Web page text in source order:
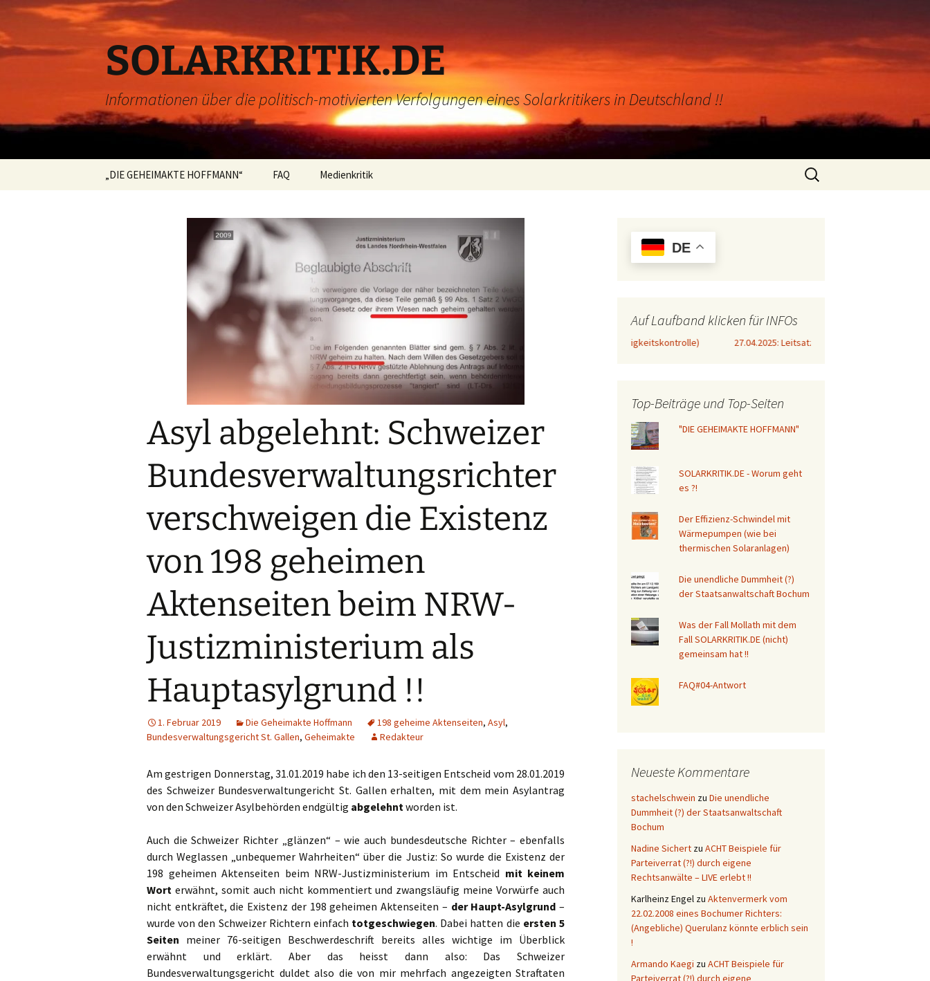
Zum
springen
SOLARKRITIK.DE
Informationen über die politisch-motivierten Verfolgungen eines Solarkritikers in Deutschland !!
„DIE GEHEIMAKTE HOFFMANN“ FAQ Medienkritik
Suchen
nach:
Asyl abgelehnt: Schweizer
Bundesverwaltungsrichter
verschweigen die Existenz
von 198 geheimen
Aktenseiten beim NRW-
Justizministerium als
Hauptasylgrund !!
1. Februar 2019 Die Geheimakte Hoffmann 198 geheime Aktenseiten, Asyl,
Bundesverwaltungsgericht St. Gallen, Geheimakte Redakteur
Am gestrigen Donnerstag, 31.01.2019 habe ich den 13-seitigen Entscheid vom 28.01.2019
des Schweizer Bundesverwaltungericht St. Gallen erhalten, mit dem mein Asylantrag
von den Schweizer Asylbehörden endgültig abgelehntworden ist.
Auch die Schweizer Richter „glänzen“ – wie auch bundesdeutsche Richter – ebenfalls
durch Weglassen „unbequemer Wahrheiten“ über die Justiz: So wurde die Existenz der
198 geheimen Aktenseiten beim NRW-Justizministerium im Entscheid mit keinem
Wort erwähnt, somit auch nicht kommentiert und zwangsläufig meine Vorwürfe auch
nicht entkräftet, die Existenz der 198 geheimen Aktenseiten – der Haupt-Asylgrund –
wurde von den Schweizer Richtern einfach totgeschwiegen. Dabei hatten die ersten 5
Seiten meiner 76-seitigen Beschwerdeschrift bereits alles wichtige im Überblick
erwähnt und erklärt. Aber das heisst dann also: Das Schweizer
Bundesverwaltungsgericht duldet also die von mir mehrfach angezeigten Straftaten
DE
Auf Laufband klicken für INFOs
Leitsatz des BVerfG in Karlsruhe bestätigte bereits 1999 die Unvereinbarkeit des § 99 Abs. 1 Satz 2 VwGO mit Art. 19 Abs. 4 GG (Rechtmässigkeitskontrolle) 27.04.2025: Leitsatz des BVerfG in Karlsruhe bestätigte
Top-Beiträge und Top-Seiten
"DIE GEHEIMAKTE HOFFMANN"
SOLARKRITIK.DE - Worum geht
es ?!
Der Effizienz-Schwindel mit
Wärmepumpen (wie bei
thermischen Solaranlagen)
Die unendliche Dummheit (?)
der Staatsanwaltschaft Bochum
Was der Fall Mollath mit dem
Fall SOLARKRITIK.DE (nicht)
gemeinsam hat !!
FAQ#04-Antwort
Neueste Kommentare
stachelschwein zu Die unendliche
Dummheit (?) der Staatsanwaltschaft
Bochum
Nadine Sichert zu ACHT Beispiele für
Parteiverrat (?!) durch eigene
Rechtsanwälte – LIVE erlebt !!
Karlheinz Engel zu Aktenvermerk vom
22.02.2008 eines Bochumer Richters:
(Angebliche) Querulanz könnte erblich sein
!
Armando Kaegi zu ACHT Beispiele für
Parteiverrat (?!) durch eigene